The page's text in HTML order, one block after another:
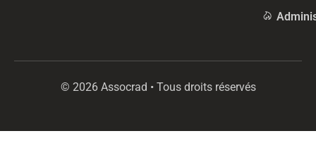
© 2026 Assocrad • Tous droits réservés